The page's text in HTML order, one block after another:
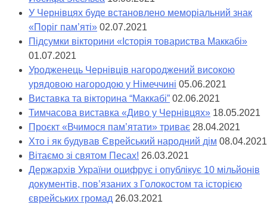
У Чернівцях буде встановлено меморіальний знак
«Поріг пам’яті» 02.07.2021
Підсумки вікторини «Історія товариства Маккабі»
01.07.2021
Уродженець Чернівців нагороджений високою
урядовою нагородою у Німеччині 05.06.2021
Виставка та вікторина “Маккабі” 02.06.2021
Тимчасова виставка «Диво у Чернівцях» 18.05.2021
Проєкт «Вчимося пам’ятати» триває 28.04.2021
Хто і як будував Єврейський народний дім 08.04.2021
Вітаємо зі святом Песах! 26.03.2021
Держархів України оцифрує і опублікує 10 мільйонів
документів, пов’язаних з Голокостом та історією
єврейських громад 26.03.2021